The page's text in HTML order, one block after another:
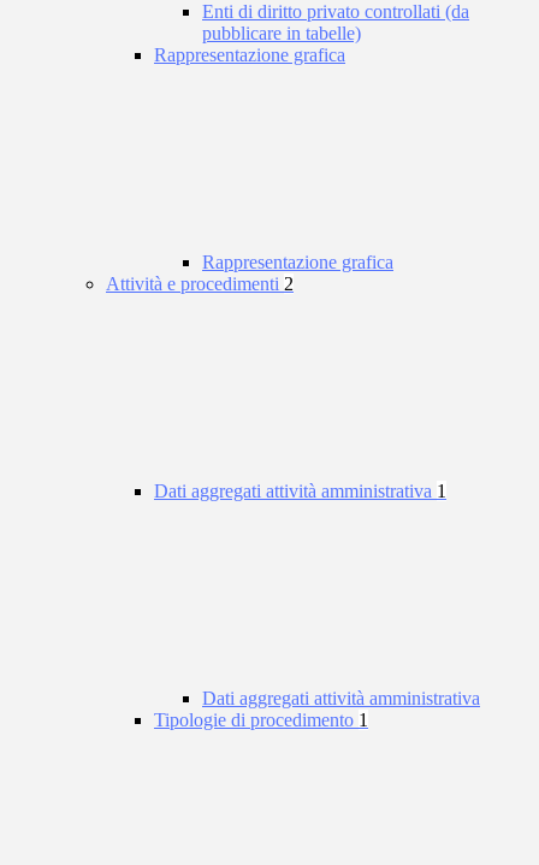
Enti di diritto privato controllati (da
pubblicare in tabelle)
Rappresentazione grafica
Rappresentazione grafica
Attività e procedimenti 2
Dati aggregati attività amministrativa 1
Dati aggregati attività amministrativa
Tipologie di procedimento 1